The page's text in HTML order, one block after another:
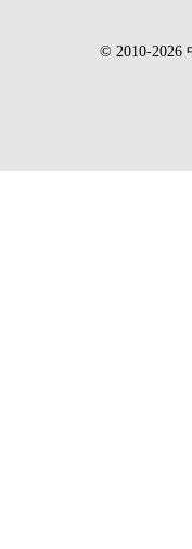
© 2010-2026